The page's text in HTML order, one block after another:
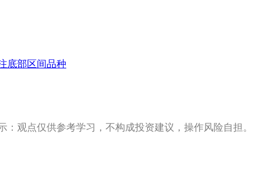
底部区间品种
：观点仅供参考学习，不构成投资建议，操作风险自担。